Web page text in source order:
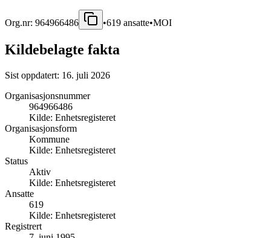
Org.nr: 964966486 •619 ansatte•MOI
Kildebelagte fakta
Sist oppdatert: 16. juli 2026
Organisasjonsnummer
964966486
Kilde: Enhetsregisteret
Organisasjonsform
Kommune
Kilde: Enhetsregisteret
Status
Aktiv
Kilde: Enhetsregisteret
Ansatte
619
Kilde: Enhetsregisteret
Registrert